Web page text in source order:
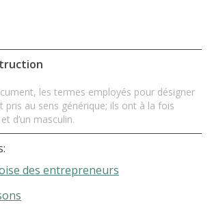
les termes employés pour désigner
pris au sens générique; ils ont à la fois
d’un masculin.
des entrepreneurs